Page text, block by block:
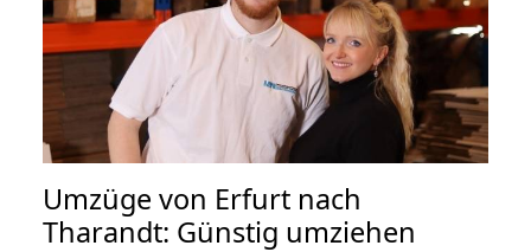
Umzüge von Erfurt nach
Tharandt: Günstig umziehen